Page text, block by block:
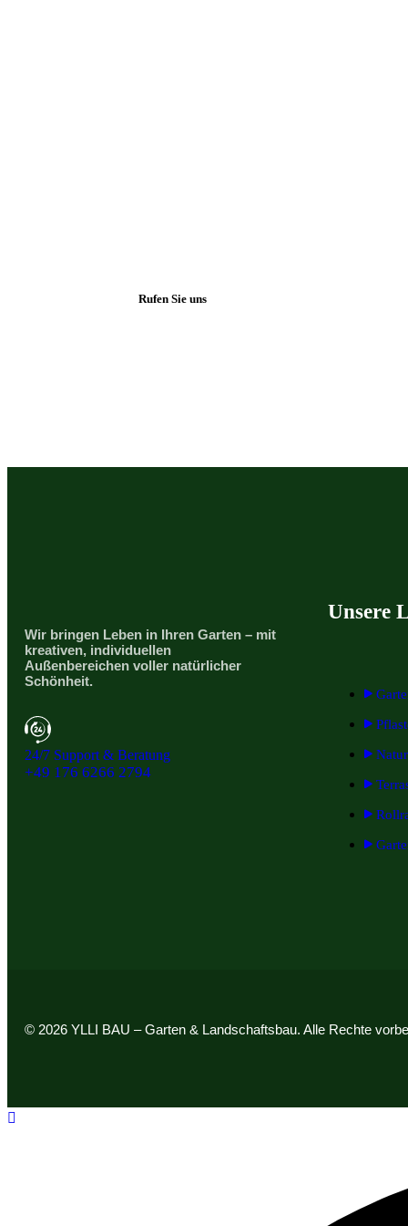
Rufen Sie uns
Wir bringen Leben in Ihren Garten – mit
kreativen, individuellen
Außenbereichen voller natürlicher
Schönheit.
24/7 Support & Beratung
+49 176 6266 2794
Unsere
© 2026 YLLI BAU – Garten & Landschaftsbau. Alle Rechte